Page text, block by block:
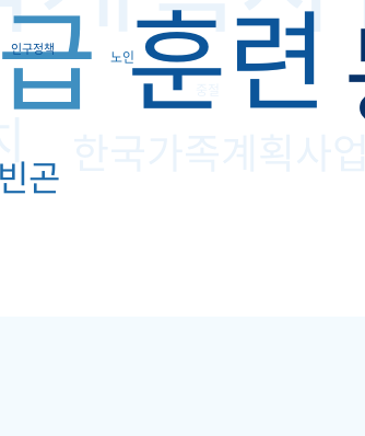
훈련
빈곤
노인
인구정책